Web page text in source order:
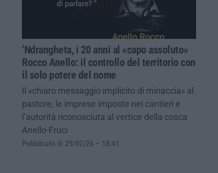
’Ndrangheta, i 20 anni al «capo assoluto»
Rocco Anello: il controllo del territorio con
il solo potere del nome
Il «chiaro messaggio implicito di minaccia» al
pastore, le imprese imposte nei cantieri e
l’autorità riconosciuta al vertice della cosca
Anello-Fruci
Pubblicato il: 29/07/26 – 18:41